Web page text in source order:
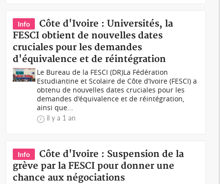
Info
Côte d'Ivoire : Universités, la
FESCI obtient de nouvelles dates
cruciales pour les demandes
d'équivalence et de réintégration
Le Bureau de la FESCI (DR)La Fédération
Estudiantine et Scolaire de Côte d’Ivoire (FESCI) a
obtenu de nouvelles dates cruciales pour les
demandes d'équivalence et de réintégration,
ainsi que...
il y a 1 an
Info
Côte d'Ivoire : Suspension de la
grève par la FESCI pour donner une
chance aux négociations